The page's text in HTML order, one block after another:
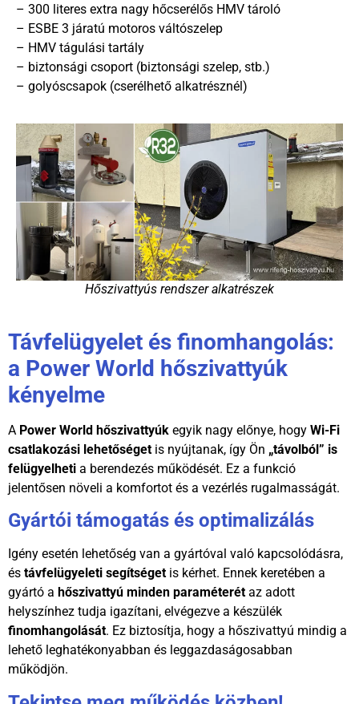
– 300 literes extra nagy hőcserélős HMV tároló
– ESBE 3 járatú motoros váltószelep
– HMV tágulási tartály
– biztonsági csoport (biztonsági szelep, stb.)
– golyóscsapok (cserélhető alkatrésznél)
Hőszivattyús rendszer alkatrészek
Távfelügyelet és finomhangolás:
a Power World hőszivattyúk
kényelme
A Power World hőszivattyúk egyik nagy előnye, hogy Wi-Fi
csatlakozási lehetőséget is nyújtanak, így Ön „távolból” is
felügyelheti a berendezés működését. Ez a funkció
jelentősen növeli a komfortot és a vezérlés rugalmasságát.
Gyártói támogatás és optimalizálás
Igény esetén lehetőség van a gyártóval való kapcsolódásra,
és távfelügyeleti segítséget is kérhet. Ennek keretében a
gyártó a hőszivattyú minden paraméterét az adott
helyszínhez tudja igazítani, elvégezve a készülék
finomhangolását. Ez biztosítja, hogy a hőszivattyú mindig a
lehető leghatékonyabban és leggazdaságosabban
működjön.